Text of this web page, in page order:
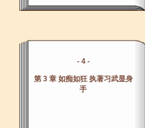
- 4 -
第 3 章 如痴如狂 执著习武显身
手